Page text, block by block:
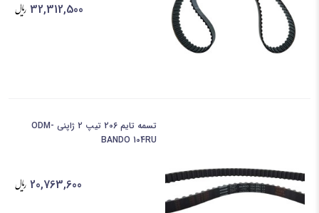
32,312,500
تسمه تایم 206 تیپ 2 ژاپنی ODM-
BANDO 104RU
20,763,600